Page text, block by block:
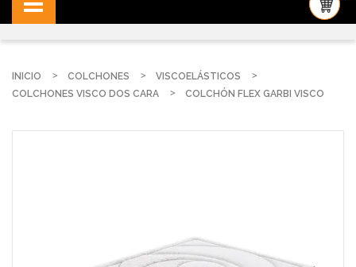
INICIO COLCHONES
VISCOELÁSTICOS
COLCHONES VISCO DOS CARA
COLCHÓN FLEX GARBI VISCO